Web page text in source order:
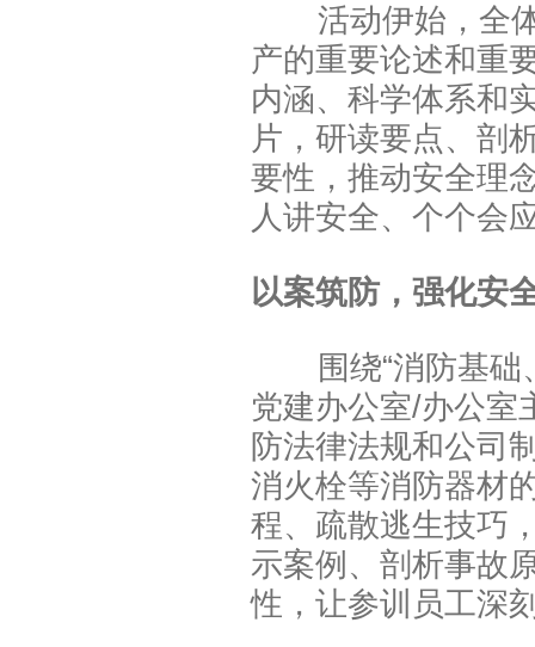
活动伊始，全体
产的重要论述和重
内涵、科学体系和
片，研读要点、剖
要性，推动安全理
人讲安全、个个会
以案筑防，强化安
围绕“消防基础、
党建办公室/办公室
防法律法规和公司
消火栓等消防器材
程、疏散逃生技巧
示案例、剖析事故
性，让参训员工深